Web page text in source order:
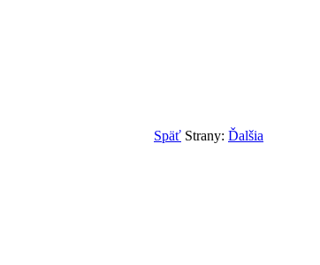
Späť Strany: Ďalšia